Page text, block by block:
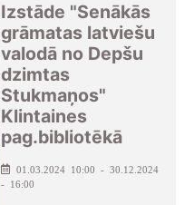
Izstāde "Senākās
grāmatas latviešu
valodā no Depšu
dzimtas
Stukmaņos"
Klintaines
pag.bibliotēkā
01.03.2024 10:00 - 30.12.2024
- 16:00